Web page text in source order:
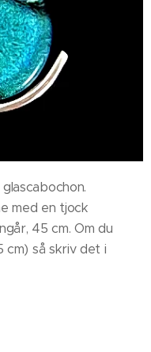
med en tjock
45 cm. Om du
cm) så skriv det i